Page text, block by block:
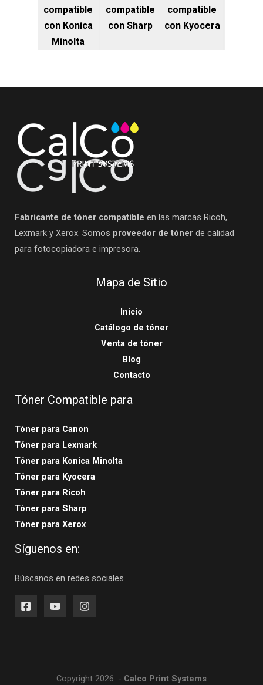
compatible
con Konica
Minolta
compatible
con Sharp
compatible
con Kyocera
Fabricante de tóner compatible en las marcas Ricoh,
Lexmark y Xerox. Somos proveedor de tóner de calidad
para fotocopiadora e impresora.
Mapa de Sitio
Inicio
Catálogo de tóner
Venta de tóner
Blog
Contacto
Tóner Compatible para
Tóner para Canon
Tóner para Lexmark
Tóner para Konica Minolta
Tóner para Kyocera
Tóner para Ricoh
Tóner para Sharp
Tóner para Xerox
Síguenos en:
Búscanos en redes sociales
Copyright 2026 - Calco Print Systems